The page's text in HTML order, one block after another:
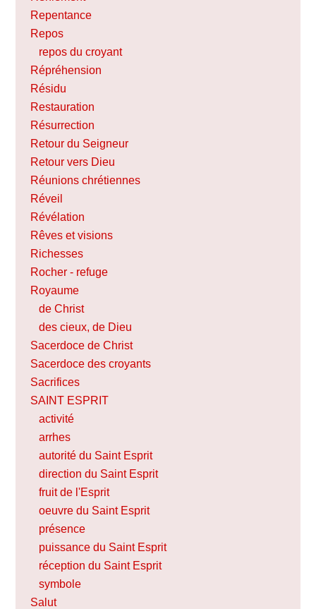
Repentance
Repos
repos du croyant
Répréhension
Résidu
Restauration
Résurrection
Retour du Seigneur
Retour vers Dieu
Réunions chrétiennes
Réveil
Révélation
Rêves et visions
Richesses
Rocher - refuge
Royaume
de Christ
des cieux, de Dieu
Sacerdoce de Christ
Sacerdoce des croyants
Sacrifices
SAINT ESPRIT
activité
arrhes
autorité du Saint Esprit
direction du Saint Esprit
fruit de l'Esprit
oeuvre du Saint Esprit
présence
puissance du Saint Esprit
réception du Saint Esprit
symbole
Salut